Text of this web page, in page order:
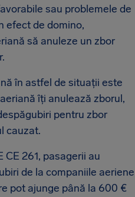
sau problemele de
efect de domino,
să anuleze un zbor
în astfel de situații este
îți anulează zborul,
pentru zbor
cauzat.
261, pasagerii au
de la companiile aeriene
pot ajunge până la 600 €